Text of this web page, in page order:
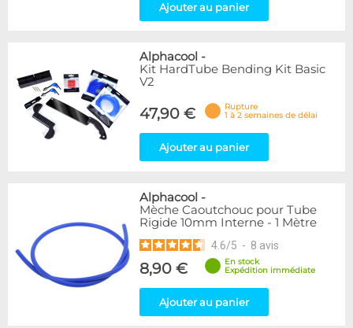
Ajouter au panier
Alphacool -
Kit HardTube Bending Kit Basic
V2
47,90 €
Rupture
1 à 2 semaines de délai
Ajouter au panier
Alphacool -
Mèche Caoutchouc pour Tube
Rigide 10mm Interne - 1 Mètre
4.6/5 - 8 avis
8,90 €
En stock
Expédition immédiate
Ajouter au panier